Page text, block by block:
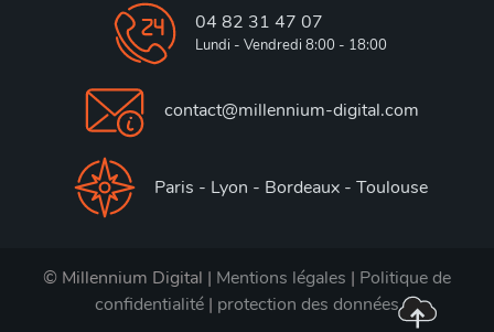
04 82 31 47 07
Lundi - Vendredi 8:00 - 18:00
contact@millennium-digital.com
Paris - Lyon - Bordeaux - Toulouse
© Millennium Digital | Mentions légales | Politique de
confidentialité | protection des données